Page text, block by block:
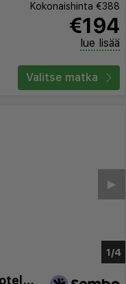
Kokonaishinta €388
€194
lue lisää
Valitse matka
Best Western Mornington Hotel London Hyde Park